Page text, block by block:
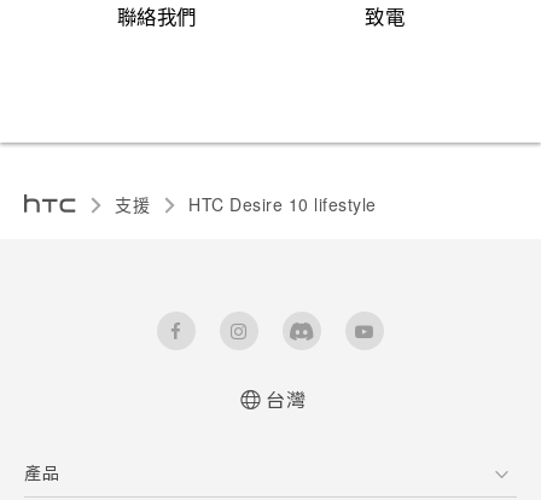
聯絡我們 致電
支援 HTC Desire 10 lifestyle‎
台灣
產品